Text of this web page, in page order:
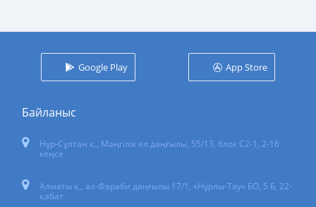
Google Play App Store
Байланыс
Нұр-Сұлтан қ., Мәңгілік ел даңғылы, 55/13, блок С2-1, 2-16
кеңсе
Алматы қ., әл-Фараби даңғылы 17/1, «Нұрлы-Тау» БО, 5 Б, 22-
қабат